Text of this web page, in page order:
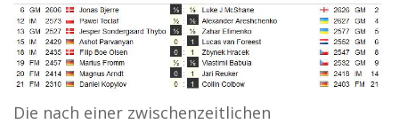
Die nach einer zwischenzeitlichen